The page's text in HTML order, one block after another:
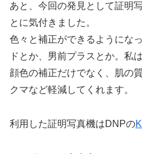
あと、今回の発見として証明
とに気付きました。
色々と補正ができるようにな
ドとか、男前プラスとか。私
顔色の補正だけでなく、肌の
クマなど軽減してくれます。
利用した証明写真機はDNPの